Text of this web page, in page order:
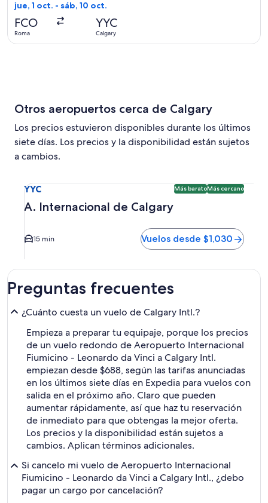
jue, 1 oct. - sáb, 10 oct.
FCO
Roma
YYC
Calgary
Otros aeropuertos cerca de Calgary
Los precios estuvieron disponibles durante los últimos
siete días. Los precios y la disponibilidad están sujetos
a cambios.
YYC Más baratoMás cercano
A. Internacional de Calgary
15 min Vuelos desde $1,030
Preguntas frecuentes
¿Cuánto cuesta un vuelo de Calgary Intl.?
Empieza a preparar tu equipaje, porque los precios
de un vuelo redondo de Aeropuerto Internacional
Fiumicino - Leonardo da Vinci a Calgary Intl.
empiezan desde $688, según las tarifas anunciadas
en los últimos siete días en Expedia para vuelos con
salida en el próximo año. Claro que pueden
aumentar rápidamente, así que haz tu reservación
de inmediato para que obtengas la mejor oferta.
Los precios y la disponibilidad están sujetos a
cambios. Aplican términos adicionales.
Si cancelo mi vuelo de Aeropuerto Internacional
Fiumicino - Leonardo da Vinci a Calgary Intl., ¿debo
pagar un cargo por cancelación?